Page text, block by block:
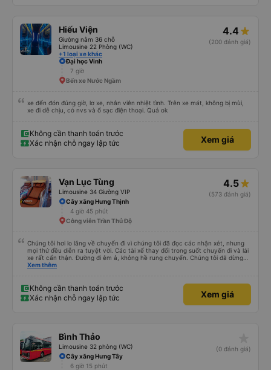
Hiếu Viện
Giường nằm 36 chỗ
Limousine 22 Phòng (WC)
+1 loại xe khác
4.4
(200 đánh giá)
Đại học Vinh
7 giờ
Bến xe Nước Ngầm
xe đến đón đúng giờ, lơ xe, nhân viên nhiệt tình. Trên xe mát, không bị mùi,
xe đi dễ chịu, có nvs và ổ sạc điện thoại. Quá ok
Không cần thanh toán trước
Xác nhận chỗ ngay lập tức
Xem giá
Vạn Lục Tùng
Limousine 34 Giường VIP
4.5
(573 đánh giá)
Cây xăng Hưng Thịnh
4 giờ 45 phút
Công viên Trần Thủ Độ
Chúng tôi hơi lo lắng về chuyến đi vì chúng tôi đã đọc các nhận xét, nhưng
mọi thứ đều diễn ra tuyệt vời. Các tài xế thay đổi trong suốt chuyến đi và lái
xe rất cẩn thận. Đường đi êm ả, không hề rung chuyển. Chúng tôi đã dừng
đủ số lần để đi vệ sinh và dừng lại để ăn tối. Nhìn chung, ghế ngồi có thể hơi
Xem thêm
Không cần thanh toán trước
Xác nhận chỗ ngay lập tức
Xem giá
Bình Thảo
Limousine 32 phòng (WC)
(0 đánh giá)
Cây xăng Hưng Tây
6 giờ 15 phút